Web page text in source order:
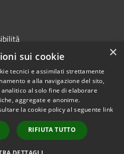
Copyright © 2026 • Comune di
Barberino di Mugello •
Powered byMunicipium •
Accesso redazione
×
sui cookie
tecnici e assimilati strettamente
e alla navigazione del sito,
al solo fine di elaborare
aggregate e anonime.
la cookie policy al seguente link
RIFIUTA TUTTO